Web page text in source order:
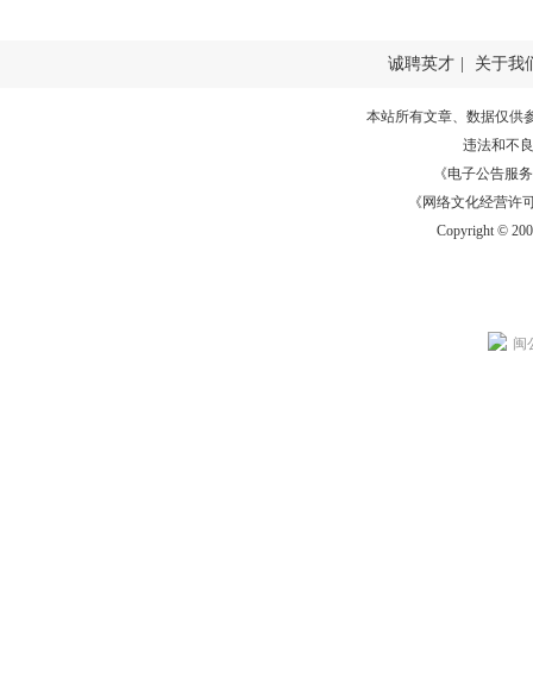
诚聘英才 | 关于我
本站所有文章、数据仅供
违法和不
《电子公告服务
《网络文化经营许
Copyright ©
闽